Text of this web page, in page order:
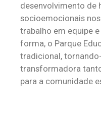
desenvolvimento de
socioemocionais
trabalho em equipe
forma, o Parque
tradicional,
transformadora
para a comunidade